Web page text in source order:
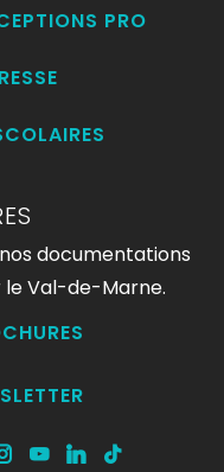
PRO
documentations
Val-de-Marne.